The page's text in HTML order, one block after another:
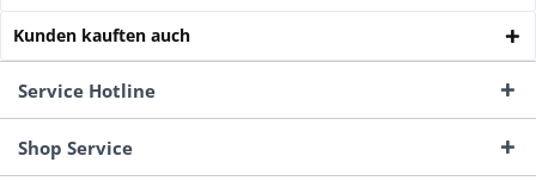
Kunden kauften auch
Service Hotline
Shop Service